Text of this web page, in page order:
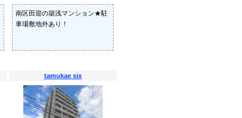
南区田迎の築浅マンション★駐
車場敷地外あり！
tamukae six